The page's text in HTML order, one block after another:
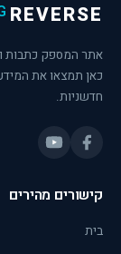
REVERSE
אתר המספק כתבות
כאן תמצאו את
חדשניות.
קישורים מהירים
בית